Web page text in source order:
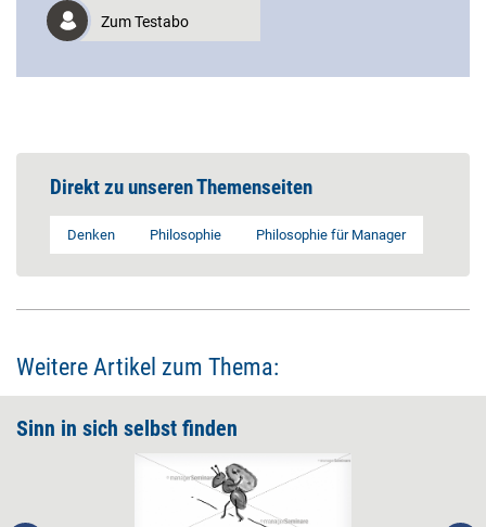
Zum Testabo
Direkt zu unseren Themenseiten
Denken Philosophie Philosophie für Manager
Weitere Artikel zum Thema:
Sinn in sich selbst finden